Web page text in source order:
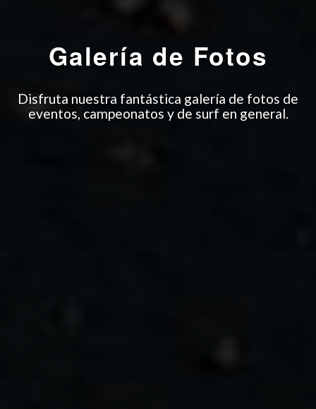
Galería de Fotos
Disfruta nuestra fantástica galería de fotos de
eventos, campeonatos y de surf en general.